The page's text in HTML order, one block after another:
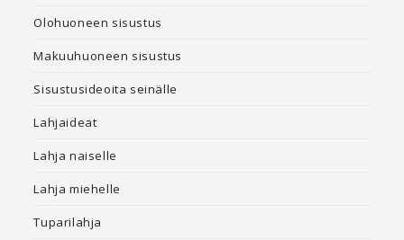
Olohuoneen sisustus
Makuuhuoneen sisustus
Sisustusideoita seinälle
Lahjaideat
Lahja naiselle
Lahja miehelle
Tuparilahja